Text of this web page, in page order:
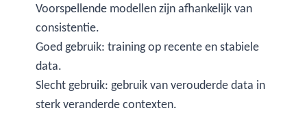
Voorspellende modellen zijn afhankelijk van
consistentie.
Goed gebruik: training op recente en stabiele
data.
Slecht gebruik: gebruik van verouderde data in
sterk veranderde contexten.